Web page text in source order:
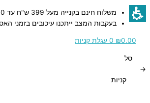
דילוג
לתוכן
משלוח חינם בקנייה מעל 399 ש"ח עד 10 קילוגרם !
בעקבות המצב ייתכנו עיכובים בזמני
₪0.00
0 עגלת קניות
סל
→
קניות
של
חומץ
יין
-
של
מלח
ורוד
של
חמאת
בוטנים
של
חלב
מרוכז
של
חלב
מרוכז